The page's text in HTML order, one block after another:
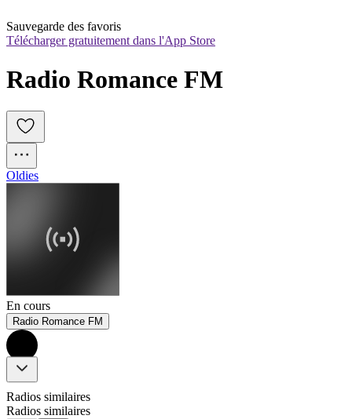
Sauvegarde des favoris
Télécharger gratuitement dans l'App Store
Radio Romance FM
Oldies
En cours
Radio Romance FM
Radios similaires
Radios similaires